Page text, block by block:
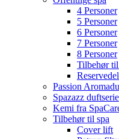
4 Personer
5 Personer
6 Personer
7 Personer
8 Personer
Tilbehør
Passion
Spazazz duftserie
Kemi fra
Tilbehør til spa
Cover lift